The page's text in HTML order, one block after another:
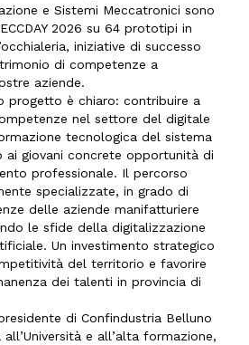
e Sistemi Meccatronici sono
2026 su 64 prototipi in
iniziative di successo
di competenze a
aziende.
progetto è chiaro: contribuire a
nel settore del digitale
tecnologica del sistema
giovani concrete opportunità di
professionale. Il percorso
specializzate, in grado di
delle aziende manifatturiere
le sfide della digitalizzazione
Un investimento strategico
del territorio e favorire
dei talenti in provincia di
di Confindustria Belluno
e all’alta formazione,